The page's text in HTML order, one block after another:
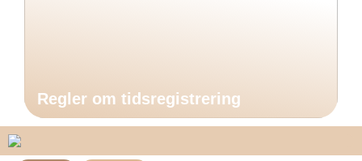
Regler om tidsregistrering